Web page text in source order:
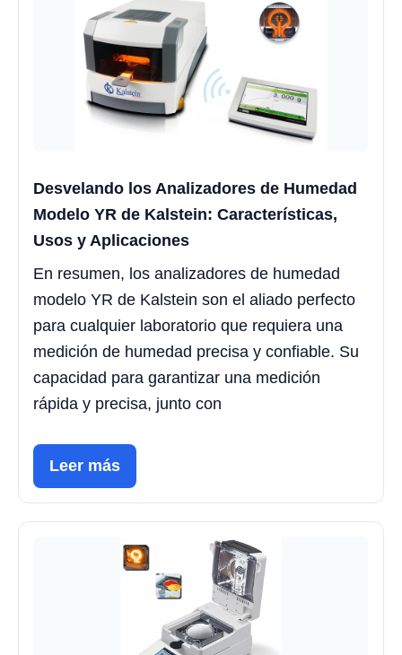
Desvelando los Analizadores de Humedad
Modelo YR de Kalstein: Características,
Usos y Aplicaciones
En resumen, los analizadores de humedad
modelo YR de Kalstein son el aliado perfecto
para cualquier laboratorio que requiera una
medición de humedad precisa y confiable. Su
capacidad para garantizar una medición
rápida y precisa, junto con
Leer más